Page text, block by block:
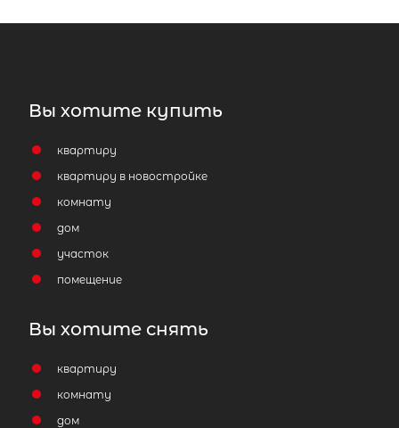
Вы хотите купить
квартиру
квартиру в новостройке
комнату
дом
участок
помещение
Вы хотите снять
квартиру
комнату
дом